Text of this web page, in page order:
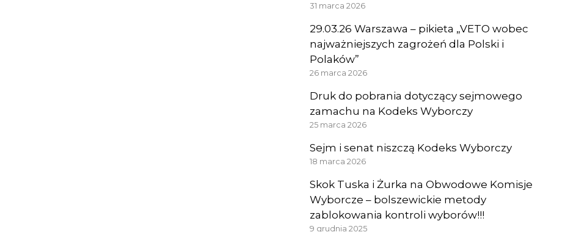
31 marca 2026
29.03.26 Warszawa – pikieta „VETO wobec
najważniejszych zagrożeń dla Polski i
Polaków”
26 marca 2026
Druk do pobrania dotyczący sejmowego
zamachu na Kodeks Wyborczy
25 marca 2026
Sejm i senat niszczą Kodeks Wyborczy
18 marca 2026
Skok Tuska i Żurka na Obwodowe Komisje
Wyborcze – bolszewickie metody
zablokowania kontroli wyborów!!!
9 grudnia 2025